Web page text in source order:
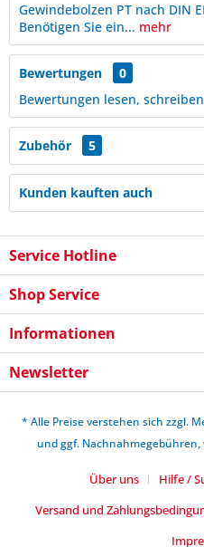
Gewindebolzen PT nach DIN
Benötigen Sie ein... mehr
Bewertungen
0
Bewertungen lesen,
Zubehör 5
Kunden kauften auch
Service Hotline
Shop Service
Informationen
Newsletter
* Alle Preise verstehen sich zzgl.
und ggf.
Über uns Hilfe /
Versand und